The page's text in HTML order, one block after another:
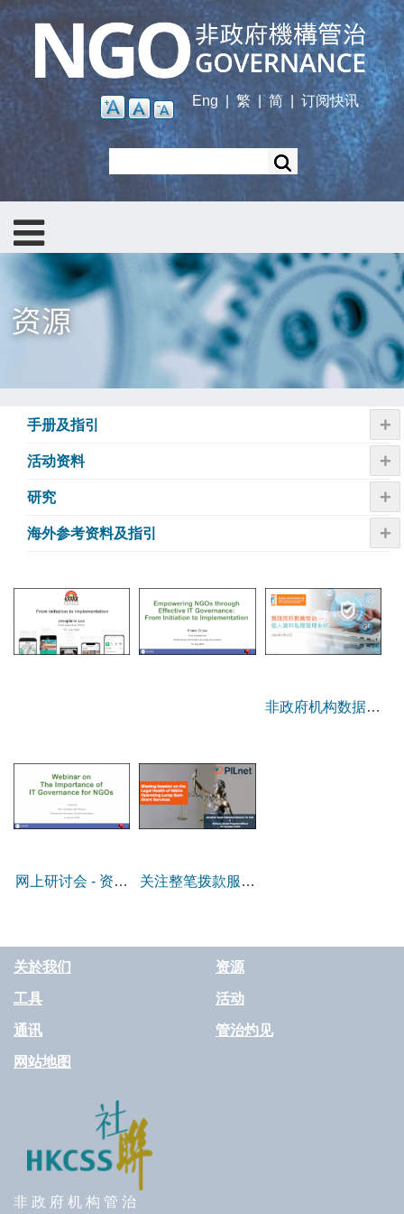
Skip
main
content
Eng
繁 | 简 订阅快讯
手册及指引 +
活动资​​料 +
研究 +
海外参考资料及指引 +
非政府机构数据管
网上研讨会 - 资讯
关注整笔拨款服务
关於我们 资源
工具 活动
通讯 管治灼见
网站地图
非 政 府 机 构 管 治